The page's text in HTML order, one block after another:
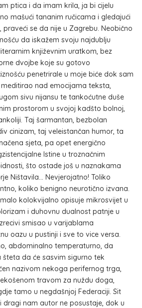
ptica i da imam krila, ja bi cijelu
mašući tananim ručicama i gledajući
se da nije u Zagrebu. Neobično
da iskažem svoju najdublju
književnim uratkom, bez
dvojbe koje su gotovo
penetrirale u moje biće dok sam
nad emocijama teksta,
sivu nijansu te tankoćutne duše
prostorom u svojoj kadšto bolnoj,
Taj šarmantan, bezbolan
cinizam, taj veleistančan humor, ta
sjeta, pa opet energično
Istine u troznačnim
što ostade još u naznakama
Ništavila… Nevjerojatno! Toliko
koliko benigno neurotično izvana.
kolokvijalno opisuje mikrosvijet u
i duhovnu dualnost patnje u
smisao u varijablama
oazu u pustinji i sve to vice versa.
abdominalno temperaturno, da
šteta da će sasvim sigurno tek
nazivom nekoga perifernog trga,
travom za nuždu doga,
tamo u negdašnjoj Federaciji. Sit
dragi nam autor ne posustaje, dok u